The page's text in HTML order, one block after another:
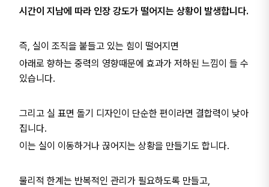
시간이 지남에 따라 인장 강도가 떨어지는 상황이 발생합니다.
즉, 실이 조직을 붙들고 있는 힘이 떨어지면
아래로 향하는 중력의 영향때문에 효과가 저하된 느낌이 들 수
있습니다.
그리고 실 표면 돌기 디자인이 단순한 편이라면 결합력이 낮아
집니다.
이는 실이 이동하거나 끊어지는 상황을 만들기도 합니다.
물리적 한계는 반복적인 관리가 필요하도록 만들고,